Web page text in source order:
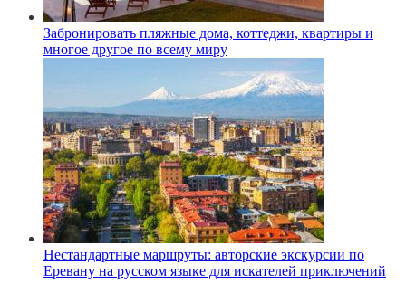
Забронировать пляжные дома, коттеджи, квартиры и
многое другое по всему миру
Нестандартные маршруты: авторские экскурсии по
Еревану на русском языке для искателей приключений